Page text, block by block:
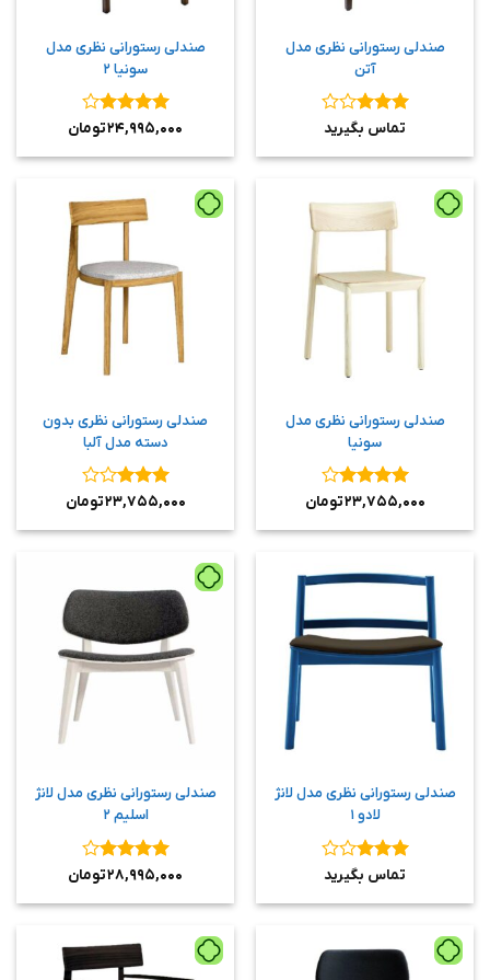
صندلی رستورانی نظری مدل
آتن
نمره ۳
تماس بگیرید
صندلی رستورانی نظری مدل
سونیا ۲
نمره۴
۲۴,۹۹۵,۰۰۰تومان
صندلی رستورانی نظری مدل
سونیا
نمره۴
۲۳,۷۵۵,۰۰۰تومان
صندلی رستورانی نظری بدون
دسته مدل آلبا
نمره۳
۲۳,۷۵۵,۰۰۰تومان
صندلی رستورانی نظری مدل لانژ
لادو ۱
نمره ۳
تماس بگیرید
صندلی رستورانی نظری مدل لانژ
اسلیم ۲
نمره۴
۲۸,۹۹۵,۰۰۰تومان